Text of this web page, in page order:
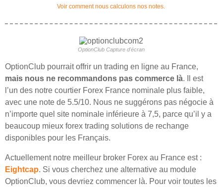
Voir comment nous calculons nos notes.
OptionClub Capture d'écran
OptionClub pourrait offrir un trading en ligne au France,
mais nous ne recommandons pas commerce là. Il est
l’un des notre courtier Forex France nominale plus faible,
avec une note de 5.5/10. Nous ne suggérons pas négocie à
n’importe quel site nominale inférieure à 7,5, parce qu’il y a
beaucoup mieux forex trading solutions de rechange
disponibles pour les Français.
Actuellement notre meilleur broker Forex au France est :
Eightcap. Si vous cherchez une alternative au module
OptionClub, vous devriez commencer là. Pour voir toutes les